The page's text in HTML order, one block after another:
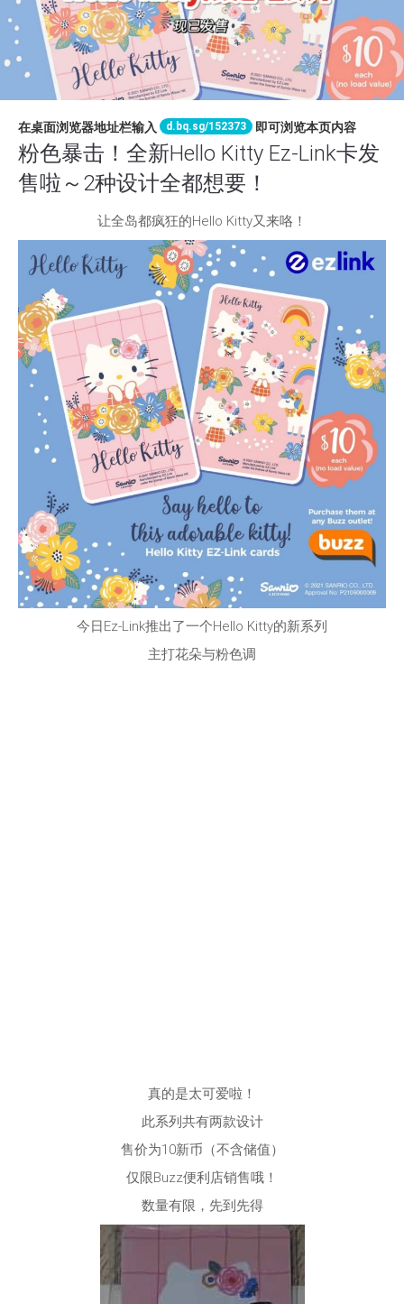
在桌面浏览器地址栏输入 d.bq.sg/152373 即可浏览本页内容
粉色暴击！全新Hello Kitty Ez-Link卡发
售啦～2种设计全都想要！
让全岛都疯狂的Hello Kitty又来咯！
今日Ez-Link推出了一个Hello Kitty的新系列
主打花朵与粉色调
真的是太可爱啦！
此系列共有两款设计
售价为10新币（不含储值）
仅限Buzz便利店销售哦！
数量有限，先到先得